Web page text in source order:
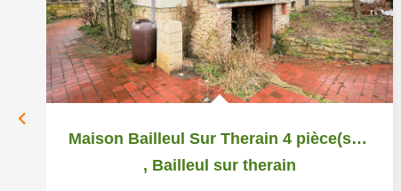
Maison Bailleul Sur Therain 4 pièce(s) 61.2 m2
, Bailleul sur therain